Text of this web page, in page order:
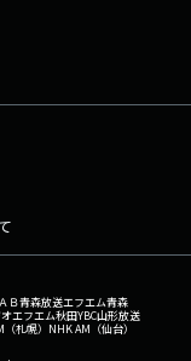
Ｂ青森放送エフエム青森
エフエム秋田YBC山形放送
札幌） NHK AM（仙台）